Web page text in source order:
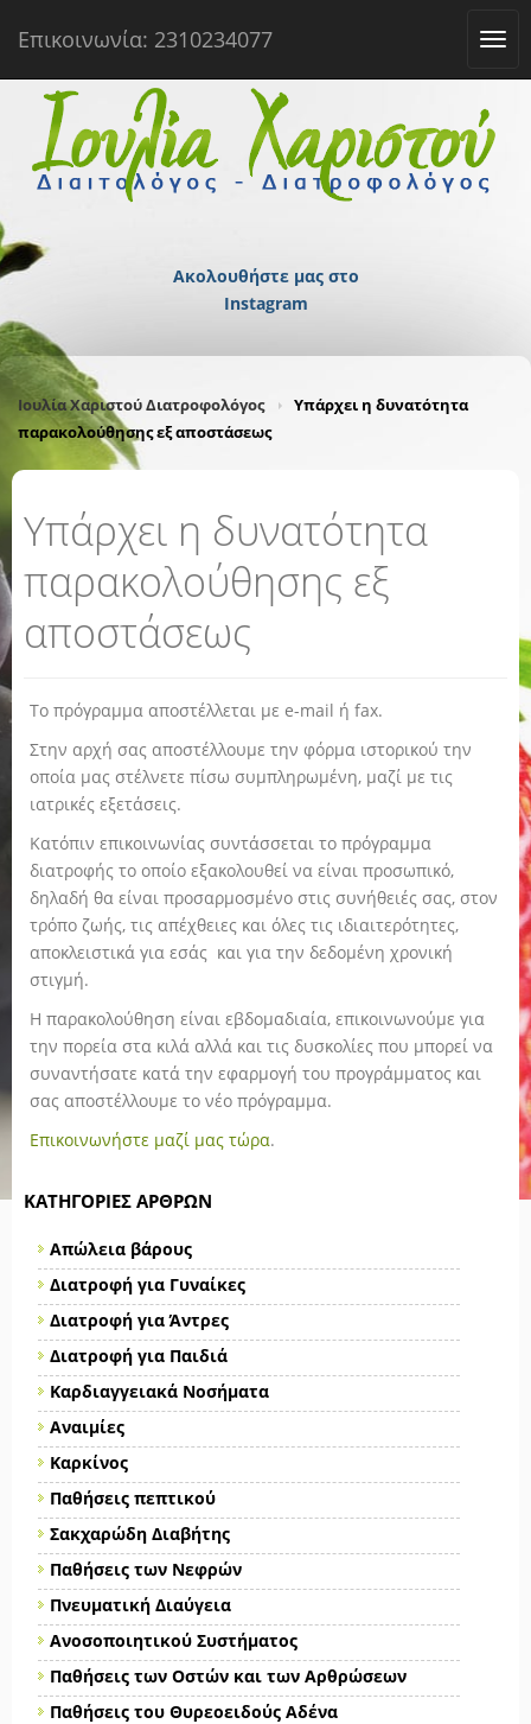
Επικοινωνία: 2310234077
Ακολουθήστε μας στο
Instagram
Ιουλία Χαριστού Διατροφολόγος
Υπάρχει η δυνατότητα
παρακολούθησης εξ αποστάσεως
Υπάρχει η δυνατότητα
παρακολούθησης εξ
αποστάσεως
Το πρόγραμμα αποστέλλεται με e-mail ή fax.
Στην αρχή σας αποστέλλουμε την φόρμα ιστορικού την
οποία μας στέλνετε πίσω συμπληρωμένη, μαζί με τις
ιατρικές εξετάσεις.
Κατόπιν επικοινωνίας συντάσσεται το πρόγραμμα
διατροφής το οποίο εξακολουθεί να είναι προσωπικό,
δηλαδή θα είναι προσαρμοσμένο στις συνήθειές σας, στον
τρόπο ζωής, τις απέχθειες και όλες τις ιδιαιτερότητες,
αποκλειστικά για εσάς και για την δεδομένη χρονική
στιγμή.
Η παρακολούθηση είναι εβδομαδιαία, επικοινωνούμε για
την πορεία στα κιλά αλλά και τις δυσκολίες που μπορεί να
συναντήσατε κατά την εφαρμογή του προγράμματος και
σας αποστέλλουμε το νέο πρόγραμμα.
Επικοινωνήστε μαζί μας τώρα.
ΚΑΤΗΓΟΡΊΕΣ ΆΡΘΡΩΝ
Απώλεια βάρους
Διατροφή για Γυναίκες
Διατροφή για Άντρες
Διατροφή για Παιδιά
Καρδιαγγειακά Νοσήματα
Αναιμίες
Καρκίνος
Παθήσεις πεπτικού
Σακχαρώδη Διαβήτης
Παθήσεις των Νεφρών
Πνευματική Διαύγεια
Ανοσοποιητικού Συστήματος
Παθήσεις των Οστών και των Αρθρώσεων
Παθήσεις του Θυρεοειδούς Αδένα